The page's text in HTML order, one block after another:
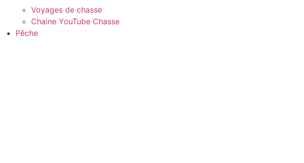
Voyages de chasse
Chaine YouTube Chasse
Pêche